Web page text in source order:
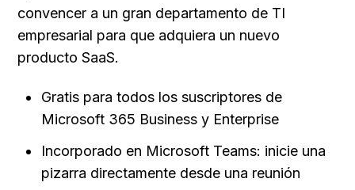
convencer a un gran departamento de TI
empresarial para que adquiera un nuevo
producto SaaS.
Gratis para todos los suscriptores de
Microsoft 365 Business y Enterprise
Incorporado en Microsoft Teams: inicie una
pizarra directamente desde una reunión